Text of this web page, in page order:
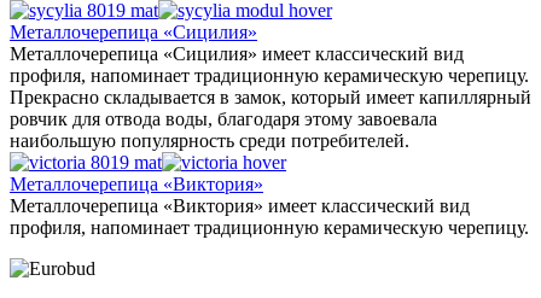
Металлочерепица «Сицилия»
Металлочерепица «Сицилия» имеет классический вид
профиля, напоминает традиционную керамическую черепицу.
Прекрасно складывается в замок, который имеет капиллярный
ровчик для отвода воды, благодаря этому завоевала
наибольшую популярность среди потребителей.
Металлочерепица «Виктория»
Металлочерепица «Виктория» имеет классический вид
профиля, напоминает традиционную керамическую черепицу.